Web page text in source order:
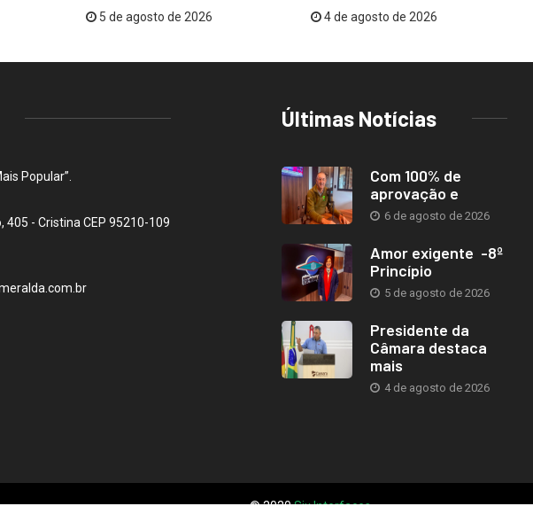
5 de agosto de 2026 4 de agosto de 2026
Popular”.
405 - Cristina CEP 95210-109
Últimas Notícias
Com 100% de
aprovação e
6 de agosto de 2026
Amor exigente -8º
Princípio
5 de agosto de 2026
Presidente da
Câmara destaca
mais
4 de agosto de 2026
© 2020Six Interfaces